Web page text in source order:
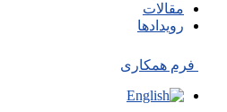
مقالات
رویدادها
فرم همکاری